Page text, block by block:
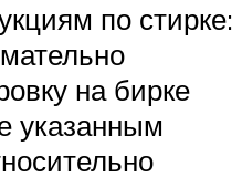
по стирке:
на бирке
указанным